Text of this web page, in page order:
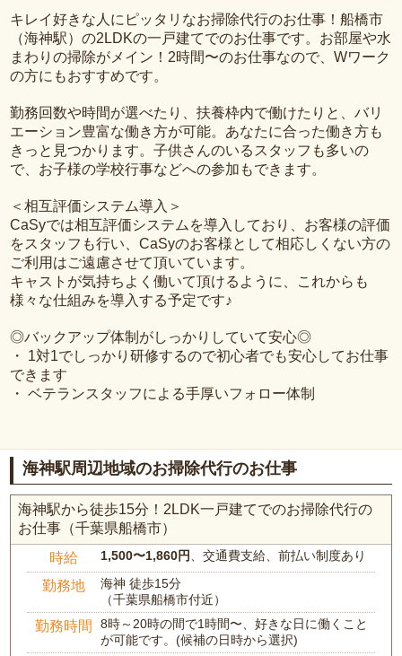
キレイ好きな人にピッタリなお掃除代行のお仕事！船橋市
（海神駅）の2LDKの一戸建てでのお仕事です。お部屋や水
まわりの掃除がメイン！2時間〜のお仕事なので、Wワーク
の方にもおすすめです。
勤務回数や時間が選べたり、扶養枠内で働けたりと、バリ
エーション豊富な働き方が可能。あなたに合った働き方も
きっと見つかります。子供さんのいるスタッフも多いの
で、お子様の学校行事などへの参加もできます。
＜相互評価システム導入＞
CaSyでは相互評価システムを導入しており、お客様の評価
をスタッフも行い、CaSyのお客様として相応しくない方の
ご利用はご遠慮させて頂いています。
キャストが気持ちよく働いて頂けるように、これからも
様々な仕組みを導入する予定です♪
◎バックアップ体制がしっかりしていて安心◎
・ 1対1でしっかり研修するので初心者でも安心してお仕事
できます
・ ベテランスタッフによる手厚いフォロー体制
海神駅周辺地域のお掃除代行のお仕事
海神駅から徒歩15分！2LDK一戸建てでのお掃除代行の
お仕事（千葉県船橋市）
時給 1,500〜1,860円、交通費支給、前払い制度あり
勤務地
海神 徒歩15分
（千葉県船橋市付近）
勤務時間
8時～20時の間で1時間〜、好きな日に働くこと
が可能です。(候補の日時から選択)